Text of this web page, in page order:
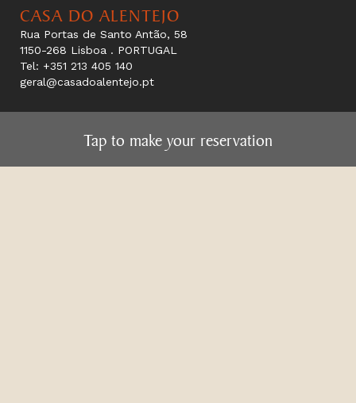
Toque aqui para fazer a sua reserva
Tap to make your reservation
CASA DO ALENTEJO
Rua Portas de Santo Antão, 58
1150-268 Lisboa . PORTUGAL
Tel: +351 213 405 140
geral@casadoalentejo.pt